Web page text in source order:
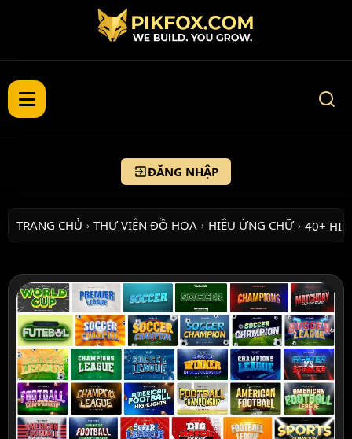
ĐĂNG NHẬP
TRANG CHỦ › THƯ VIỆN ĐỒ HỌA › HIỆU ỨNG CHỮ › 40+